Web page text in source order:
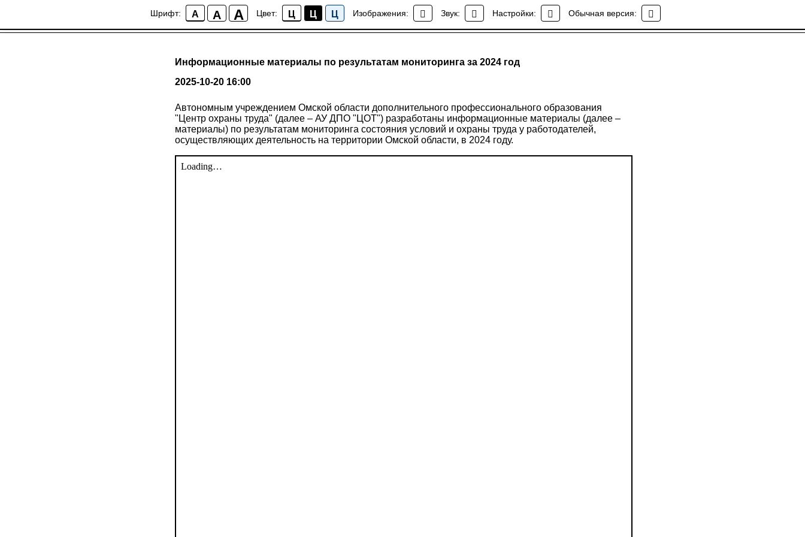
Шрифт: A A A Цвет: Ц Ц Ц Изображения: Звук: Настройки: Обычная версия:
Наши новости
Информационные материалы по результатам мониторинга за 2024 год
2025-10-20 16:00
Автономным учреждением Омской области дополнительного профессионального образования
"Центр охраны труда" (далее – АУ ДПО "ЦОТ") разработаны информационные материалы (далее –
материалы) по результатам мониторинга состояния условий и охраны труда у работодателей,
осуществляющих деятельность на территории Омской области, в 2024 году.